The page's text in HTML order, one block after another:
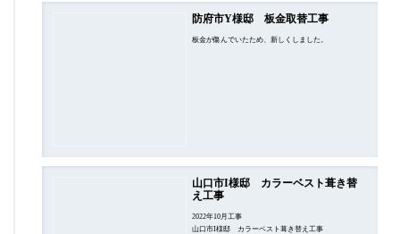
防府市Y様邸 板金取替工事
板金が傷んでいたため、新しくしました。
山口市I様邸 カラーベスト葺き替
え工事
2022年10月工事
山口市I様邸 カラーベスト葺き替え工事